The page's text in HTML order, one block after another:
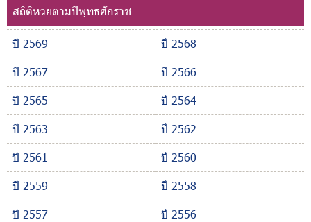
สถิติหวยตามปีพุทธศักราช
ปี 2569
ปี 2568
ปี 2567
ปี 2566
ปี 2565
ปี 2564
ปี 2563
ปี 2562
ปี 2561
ปี 2560
ปี 2559
ปี 2558
ปี 2557
ปี 2556